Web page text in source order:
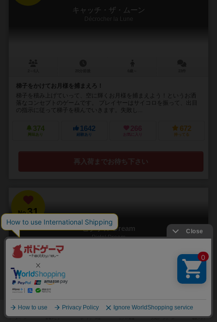
キャッチ・ザ・ムーン
Décrocher la Lune
梯子をかけてお月様を捕まえろ！
梯子を積み上げていって、空に輝くお月様を捕まえよう！というお洒
落なコンセプトのゲームです。 プレイヤーはサイコロを振って、出目
の指示に従って梯子を積んでいきます。失敗し...
374
興味あり
1642
経験あり
266
お気に入り
672
持ってる
再入荷までお待ち下さい
No.31
ピクテル Dream
Pictel Dream
3～6人
40 152 22 167